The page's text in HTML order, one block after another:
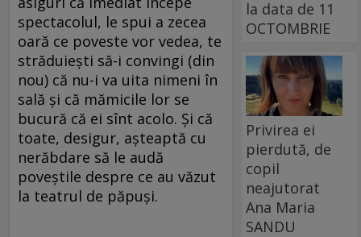
spectacolul, le spui a zecea
oară ce poveste vor vedea, te
străduieşti să-i convingi (din
nou) că nu-i va uita nimeni în
sală şi că mămicile lor se
bucură că ei sînt acolo. Şi că
toate, desigur, aşteaptă cu
nerăbdare să le audă
poveştile despre ce au văzut
la teatrul de păpuşi.
la data de 11
OCTOMBRIE
Privirea ei
pierdută, de
copil
neajutorat
Ana Maria
SANDU